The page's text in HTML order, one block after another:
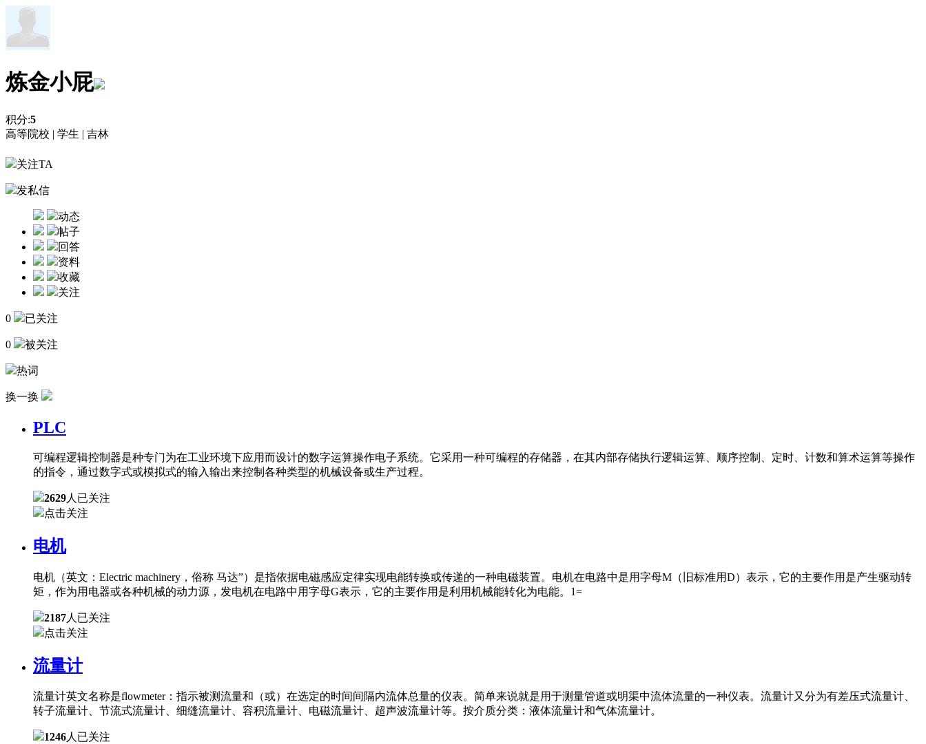
炼金小屁
积分:5
高等院校 | 学生 | 吉林
关注TA
发私信
动态
帖子
回答
资料
收藏
关注
0 已关注
0 被关注
热词
换一换
PLC
可编程逻辑控制器是种专门为在工业环境下应用而设计的数字运算操作电子系统。它采用一种可编程的存储器，在其内部存储执行逻辑运算、顺序控制、定时、计数和算术运算等操作
的指令，通过数字式或模拟式的输入输出来控制各种类型的机械设备或生产过程。
2629人已关注
点击关注
电机
电机（英文：Electric machinery，俗称 马达”）是指依据电磁感应定律实现电能转换或传递的一种电磁装置。电机在电路中是用字母M（旧标准用D）表示，它的主要作用是产生驱动转
矩，作为用电器或各种机械的动力源，发电机在电路中用字母G表示，它的主要作用是利用机械能转化为电能。1=
2187人已关注
点击关注
流量计
流量计英文名称是flowmeter：指示被测流量和（或）在选定的时间间隔内流体总量的仪表。简单来说就是用于测量管道或明渠中流体流量的一种仪表。流量计又分为有差压式流量计、
转子流量计、节流式流量计、细缝流量计、容积流量计、电磁流量计、超声波流量计等。按介质分类：液体流量计和气体流量计。
1246人已关注